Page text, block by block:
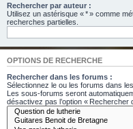
Rechercher par auteur :
Utilisez un astérisque « * » comme
recherches partielles.
OPTIONS DE RECHERCHE
Rechercher dans les forums :
Sélectionnez le ou les forums dans
Les sous-forums seront
désactivez pas l’option «